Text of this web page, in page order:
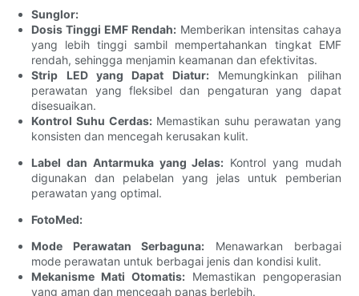
Sunglor:
Dosis Tinggi EMF Rendah:Memberikan intensitas cahaya
yang lebih tinggi sambil mempertahankan tingkat EMF
rendah, sehingga menjamin keamanan dan efektivitas.
Strip LED yang Dapat Diatur:Memungkinkan pilihan
perawatan yang fleksibel dan pengaturan yang dapat
disesuaikan.
Kontrol Suhu Cerdas:Memastikan suhu perawatan yang
konsisten dan mencegah kerusakan kulit.
Label dan Antarmuka yang Jelas: Kontrol yang mudah
digunakan dan pelabelan yang jelas untuk pemberian
perawatan yang optimal.
FotoMed:
Mode Perawatan Serbaguna: Menawarkan berbagai
mode perawatan untuk berbagai jenis dan kondisi kulit.
Mekanisme Mati Otomatis:Memastikan pengoperasian
yang aman dan mencegah panas berlebih.